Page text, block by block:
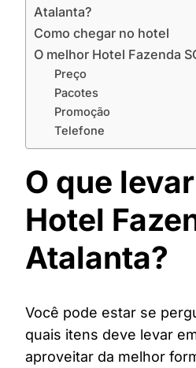
Atalanta?
Como chegar no hotel
O melhor Hotel Fazenda
Preço
Pacotes
Promoção
Telefone
O que
Hotel
Atalanta?
Você pode estar se
quais itens deve levar
aproveitar da melhor